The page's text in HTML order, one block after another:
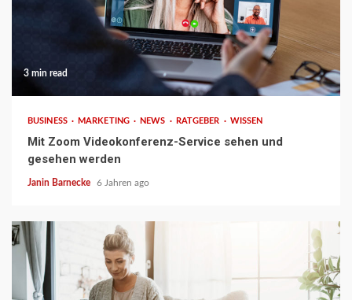
3 min read
BUSINESS MARKETING NEWS RATGEBER WISSEN
Mit Zoom Videokonferenz-Service sehen und
gesehen werden
Janin Barnecke 6 Jahren ago